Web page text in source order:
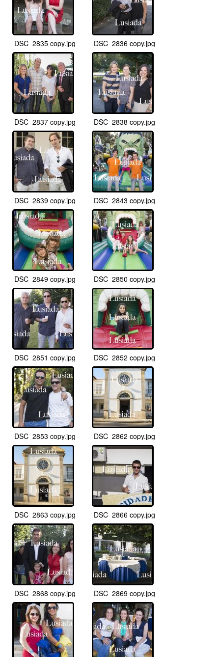
DSC_2835 copy.jpg DSC_2836 copy.jpg
DSC_2837 copy.jpg DSC_2838 copy.jpg
DSC_2839 copy.jpg DSC_2843 copy.jpg
DSC_2849 copy.jpg DSC_2850 copy.jpg
DSC_2851 copy.jpg DSC_2852 copy.jpg
DSC_2853 copy.jpg DSC_2862 copy.jpg
DSC_2863 copy.jpg DSC_2866 copy.jpg
DSC_2868 copy.jpg DSC_2869 copy.jpg